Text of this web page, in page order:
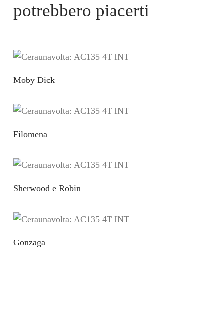
potrebbero piacerti
Moby Dick
Filomena
Sherwood e Robin
Gonzaga